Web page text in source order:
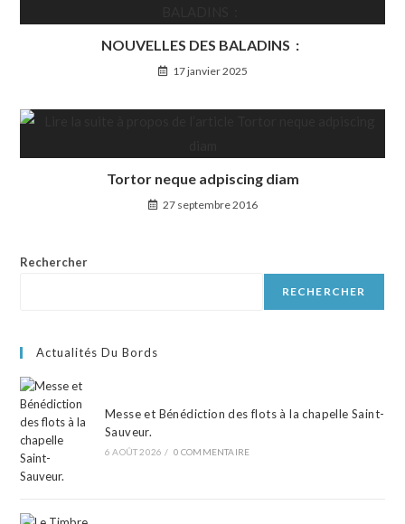
NOUVELLES DES BALADINS :
17 janvier 2025
Tortor neque adpiscing diam
27 septembre 2016
Rechercher
RECHERCHER
Actualités Du Bords
Messe et Bénédiction des flots à la chapelle Saint-
Sauveur.
6 AOÛT 2026 / 0 COMMENTAIRE